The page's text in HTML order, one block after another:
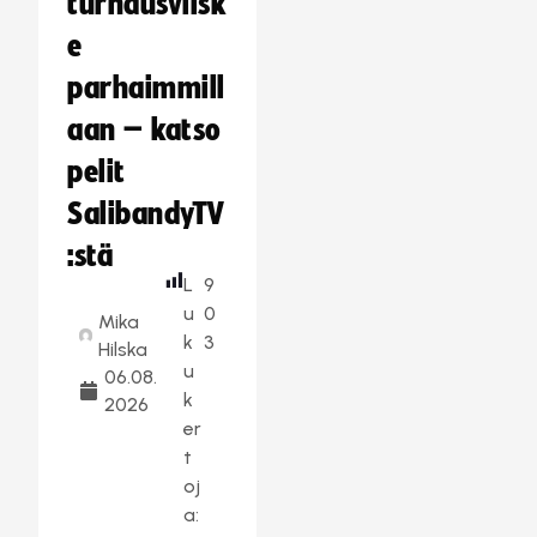
e
parhaimmill
aan – katso
pelit
SalibandyTV
:stä
Mika
Hilska
06.08.
2026
L
u
k
u
k
er
t
oj
a:
9
0
3